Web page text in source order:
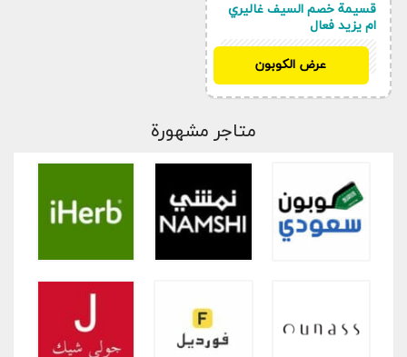
قسيمة خصم السيف غاليري
ام يزيد فعال
عرض الكوبون
متاجر مشهورة